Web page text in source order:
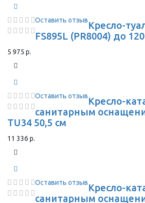
Оставить отзывКресло-
FS895L (PR8004) до
5 975 р.
Оставить отзывКресло-
санитарным
TU34 50,5 см
11 336 р.
Оставить отзывКресло-
санитарным